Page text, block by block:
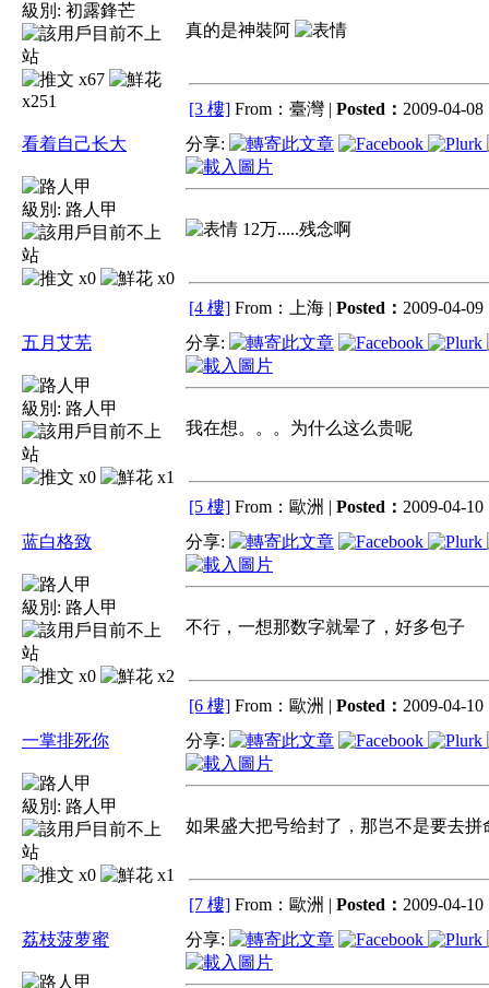
級別: 初露鋒芒
x67
x251
真的是神裝阿
[3 樓] From：臺灣 | Posted： 2009-04-08
看着自己长大
級別: 路人甲
x0 x0
分享:
12万.....残念啊
[4 樓] From：上海 | Posted： 2009-04-09
五月艾芜
級別: 路人甲
x0 x1
分享:
我在想。。。为什么这么贵呢
[5 樓] From：歐洲 | Posted： 2009-04-10
蓝白格致
級別: 路人甲
x0 x2
分享:
不行，一想那数字就晕了，好多包子
[6 樓] From：歐洲 | Posted： 2009-04-10
一掌排死你
級別: 路人甲
x0 x1
分享:
如果盛大把号给封了，那岂不是要去拼
[7 樓] From：歐洲 | Posted： 2009-04-10
荔枝菠萝蜜
分享: